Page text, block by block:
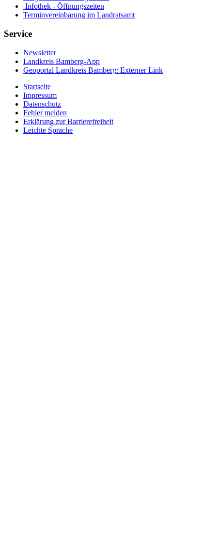
Infothek - Öffnungszeiten
Terminvereinbarung im Landratsamt
Service
Newsletter
Landkreis Bamberg-App
Geoportal Landkreis Bamberg: Externer Link
Startseite
Impressum
Datenschutz
Fehler melden
Erklärung zur Barrierefreiheit
Leichte Sprache